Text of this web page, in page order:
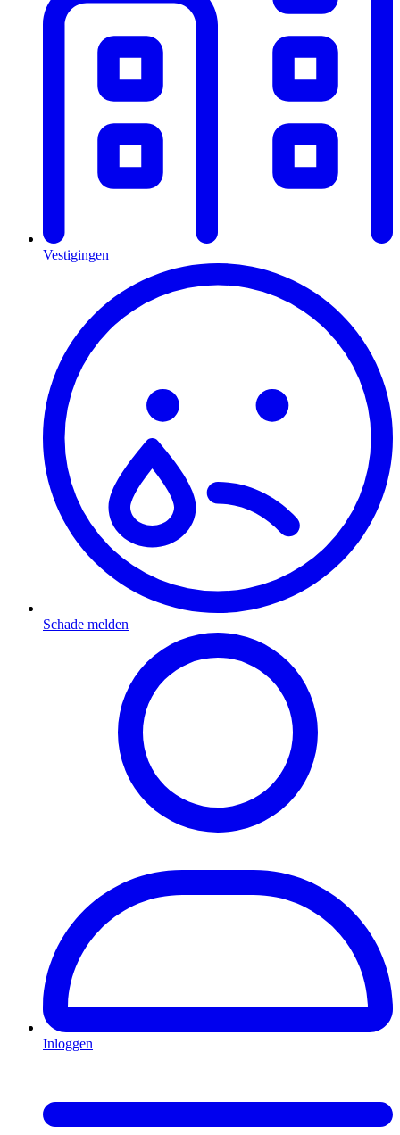
Vestigingen
Schade melden
Inloggen